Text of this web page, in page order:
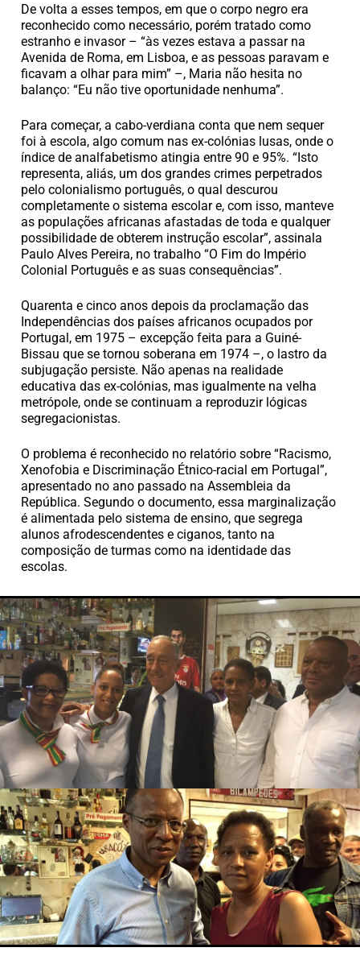
De volta a esses tempos, em que o corpo negro era
reconhecido como necessário, porém tratado como
estranho e invasor – “às vezes estava a passar na
Avenida de Roma, em Lisboa, e as pessoas paravam e
ficavam a olhar para mim” –, Maria não hesita no
balanço: “Eu não tive oportunidade nenhuma”.
Para começar, a cabo-verdiana conta que nem sequer
foi à escola, algo comum nas ex-colónias lusas, onde o
índice de analfabetismo atingia entre 90 e 95%. “Isto
representa, aliás, um dos grandes crimes perpetrados
pelo colonialismo português, o qual descurou
completamente o sistema escolar e, com isso, manteve
as populações africanas afastadas de toda e qualquer
possibilidade de obterem instrução escolar”, assinala
Paulo Alves Pereira, no trabalho “O Fim do Império
Colonial Português e as suas consequências”.
Quarenta e cinco anos depois da proclamação das
Independências dos países africanos ocupados por
Portugal, em 1975 – excepção feita para a Guiné-
Bissau que se tornou soberana em 1974 –, o lastro da
subjugação persiste. Não apenas na realidade
educativa das ex-colónias, mas igualmente na velha
metrópole, onde se continuam a reproduzir lógicas
segregacionistas.
O problema é reconhecido no relatório sobre “Racismo,
Xenofobia e Discriminação Étnico-racial em Portugal”,
apresentado no ano passado na Assembleia da
República. Segundo o documento, essa marginalização
é alimentada pelo sistema de ensino, que segrega
alunos afrodescendentes e ciganos, tanto na
composição de turmas como na identidade das
escolas.